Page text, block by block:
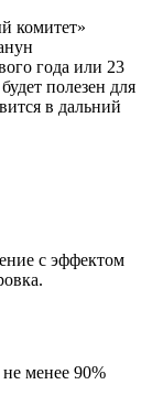
комитет»
года или 23
полезен для
в дальний
с эффектом
менее 90%